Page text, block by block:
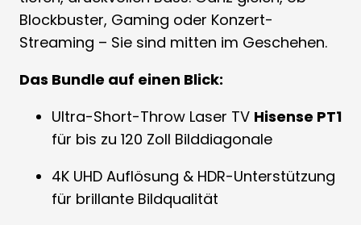
Blockbuster, Gaming oder Konzert-
Streaming – Sie sind mitten im Geschehen.
Das Bundle auf einen Blick:
Ultra-Short-Throw Laser TV Hisense PT1
für bis zu 120 Zoll Bilddiagonale
4K UHD Auflösung & HDR-Unterstützung
für brillante Bildqualität